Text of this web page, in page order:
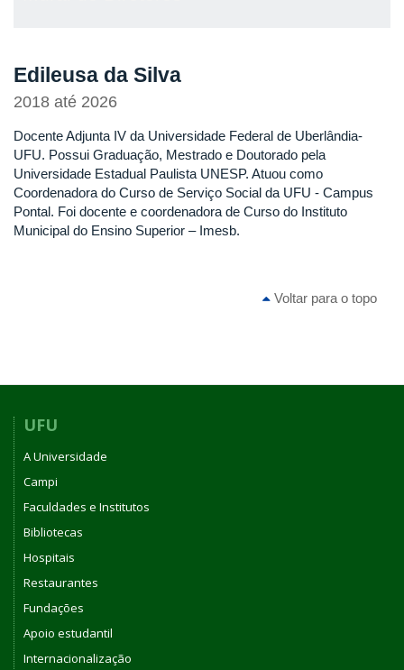
Edileusa da Silva
2018 até 2026
Docente Adjunta IV da Universidade Federal de Uberlândia-
UFU. Possui Graduação, Mestrado e Doutorado pela
Universidade Estadual Paulista UNESP. Atuou como
Coordenadora do Curso de Serviço Social da UFU - Campus
Pontal. Foi docente e coordenadora de Curso do Instituto
Municipal do Ensino Superior – Imesb.
Voltar para o topo
UFU
A Universidade
Campi
Faculdades e Institutos
Bibliotecas
Hospitais
Restaurantes
Fundações
Apoio estudantil
Internacionalização